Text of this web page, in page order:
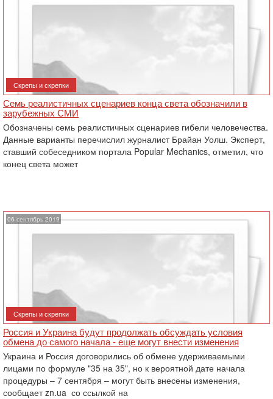
Скрепы и скрепки
Семь реалистичных сценариев конца света обозначили в
зарубежных СМИ
Обозначены семь реалистичных сценариев гибели человечества.
Данные варианты перечислил журналист Брайан Уолш. Эксперт,
ставший собеседником портала Popular Mechanics, отметил, что
конец света может
06 сентябрь 2019
Скрепы и скрепки
Россия и Украина будут продолжать обсуждать условия
обмена до самого начала - еще могут внести ‎изменения‎
Украина и Россия договорились об обмене удерживаемыми
лицами по формуле "35 на 35", но к вероятной дате начала
процедуры – 7 сентября – могут быть внесены изменения,
сообщает zn.ua ‎ со ссылкой на